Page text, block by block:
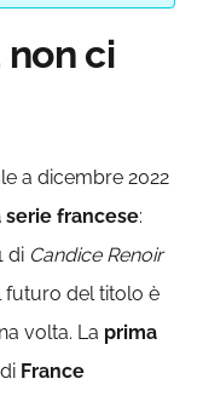
non ci
a dicembre 2022
francese:
di Candice Renoir
futuro del titolo è
volta. La prima
France